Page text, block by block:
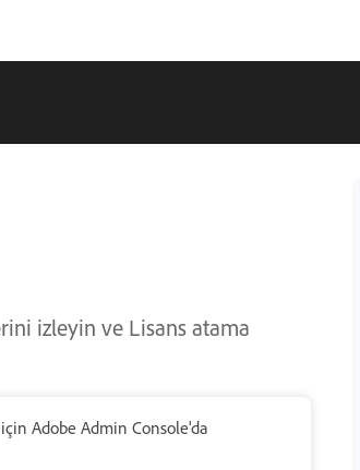
izleyin ve Lisans atama
Adobe Admin Console'da